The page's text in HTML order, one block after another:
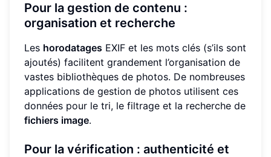
Pour la gestion de contenu :
organisation et recherche
Les horodatages EXIF et les mots clés (s’ils sont
ajoutés) facilitent grandement l’organisation de
vastes bibliothèques de photos. De nombreuses
applications de gestion de photos utilisent ces
données pour le tri, le filtrage et la recherche de
fichiers image.
Pour la vérification : authenticité et